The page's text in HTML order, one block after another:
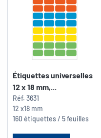
Étiquettes universelles
12 x 18 mm,...
Réf. 3631
12 x18 mm
160 étiquettes / 5 feuilles